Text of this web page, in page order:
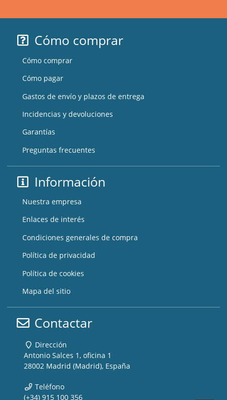
Cómo comprar
Cómo comprar
Cómo pagar
Gastos de envío y plazos de entrega
Incidencias y devoluciones
Garantías
Preguntas frecuentes
Información
Nuestra empresa
Enlaces de interés
Condiciones generales de compra
Política de privacidad
Política de cookies
Mapa del sitio
Contactar
Dirección
Antonio Salces 1, oficina 1
28002 Madrid (Madrid), España
Teléfono
(+34) 915 100 356